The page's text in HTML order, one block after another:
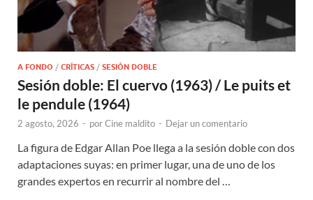
A FONDO / CRÍTICAS / SESIÓN DOBLE
Sesión doble: El cuervo (1963) / Le puits et
le pendule (1964)
2 agosto, 2026 - porCine maldito - Dejar un comentario
La figura de Edgar Allan Poe llega a la sesión doble con dos
adaptaciones suyas: en primer lugar, una de uno de los
grandes expertos en recurrir al nombre del …